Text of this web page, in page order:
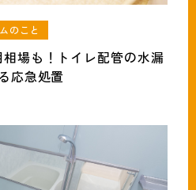
のこと
場も！トイレ配管の水漏
応急処置